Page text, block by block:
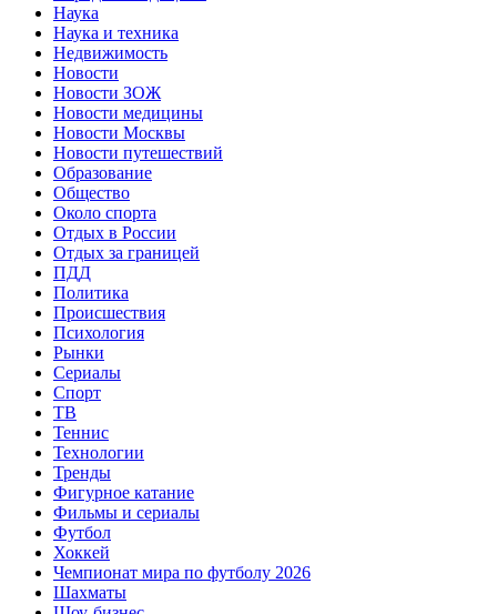
Наука
Наука и техника
Недвижимость
Новости
Новости ЗОЖ
Новости медицины
Новости Москвы
Новости путешествий
Образование
Общество
Около спорта
Отдых в России
Отдых за границей
ПДД
Политика
Происшествия
Психология
Рынки
Сериалы
Спорт
ТВ
Теннис
Технологии
Тренды
Фигурное катание
Фильмы и сериалы
Футбол
Хоккей
Чемпионат мира по футболу 2026
Шахматы